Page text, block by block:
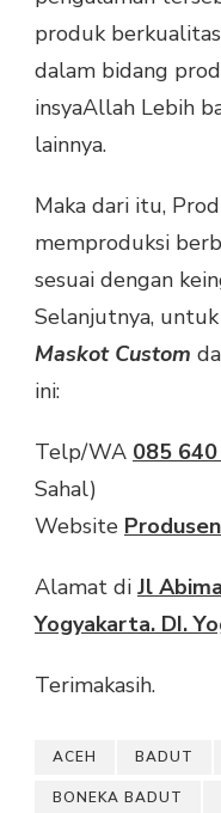
produk
dalam bidang
insyaAllah Lebih
lainnya.
Maka dari itu,
memproduksi
sesuai dengan
Selanjutnya,
Maskot Custom
ini:
Telp/WA 085
Sahal)
Website
Alamat di Jl
Yogyakarta. DI.
Terimakasih.
ACEH BADUT
BONEKA BADUT